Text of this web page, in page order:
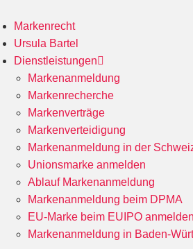
Markenrecht
Ursula Bartel
Dienstleistungen
Markenanmeldung
Markenrecherche
Markenverträge
Markenverteidigung
Markenanmeldung in der
Unionsmarke anmelden
Ablauf Markenanmeldung
Markenanmeldung beim DPMA
EU-Marke beim EUIPO anmelden
Markenanmeldung in Baden-